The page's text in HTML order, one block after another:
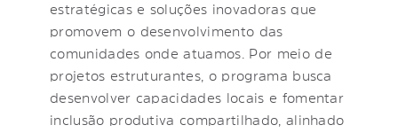
estratégicas e soluções inovadoras que
promovem o desenvolvimento das
comunidades onde atuamos. Por meio de
projetos estruturantes, o programa busca
desenvolver capacidades locais e fomentar
inclusão produtiva compartilhado, alinhado